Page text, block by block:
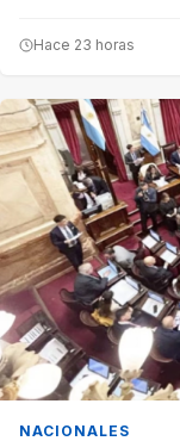
Hace 23 horas
NACIONALES